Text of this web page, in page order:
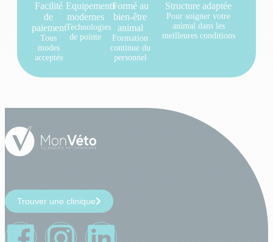
Facilité
de
paiement
Tous
modes
acceptés
Equipements
modernes
Technologies
de pointe
Formé au
bien-être
animal
Formation
continue du
personnel
Structure adaptée
Pour soigner votre
animal dans les
meilleures conditions
Trouver une clinique